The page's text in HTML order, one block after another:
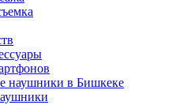
наушники в Бишкеке